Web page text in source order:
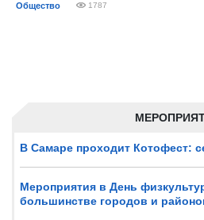
В Самаре проходит Котофест:
Мероприятия в День
большинстве городов и
Общество 1787